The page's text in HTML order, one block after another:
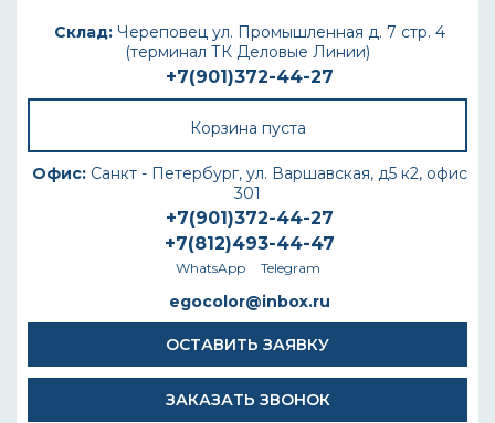
Склад: Череповец ул. Промышленная д. 7 стр. 4
(терминал ТК Деловые Линии)
+7(901)372-44-27
Корзина пуста
Офис: Санкт - Петербург, ул. Варшавская, д5 к2, офис
301
+7(901)372-44-27
+7(812)493-44-47
WhatsApp Telegram
egocolor@inbox.ru
ОСТАВИТЬ ЗАЯВКУ
ЗАКАЗАТЬ ЗВОНОК